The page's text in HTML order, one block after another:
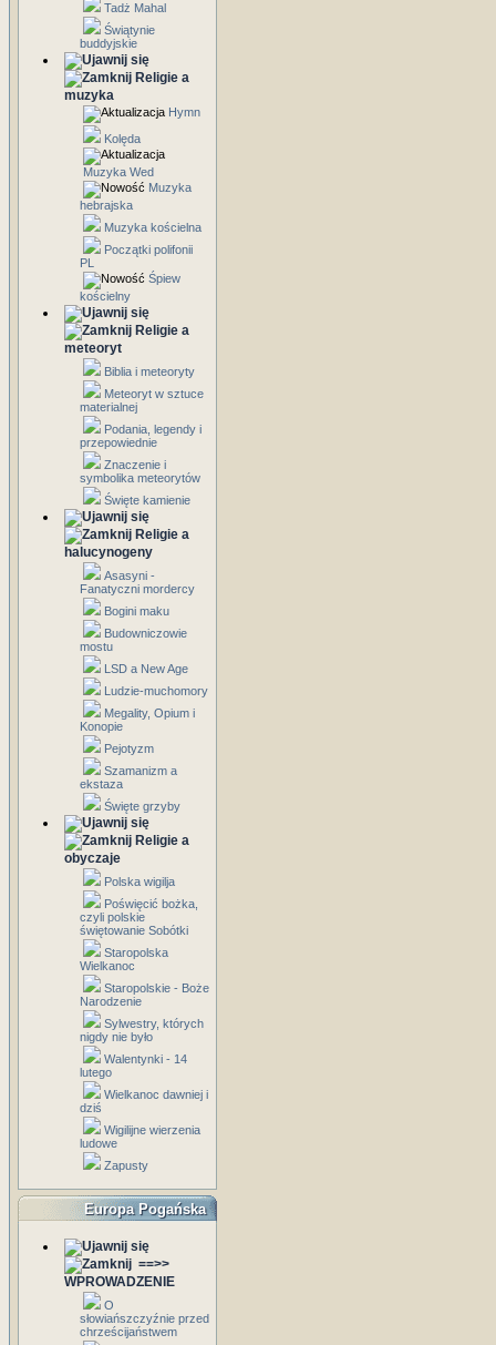
Tadż Mahal
Świątynie
buddyjskie
Religie a
muzyka
Hymn
Kolęda
Muzyka Wed
Muzyka
hebrajska
Muzyka kościelna
Początki polifonii
PL
Śpiew
kościelny
Religie a
meteoryt
Biblia i meteoryty
Meteoryt w sztuce
materialnej
Podania, legendy i
przepowiednie
Znaczenie i
symbolika meteorytów
Święte kamienie
Religie a
halucynogeny
Asasyni -
Fanatyczni mordercy
Bogini maku
Budowniczowie
mostu
LSD a New Age
Ludzie-muchomory
Megality, Opium i
Konopie
Pejotyzm
Szamanizm a
ekstaza
Święte grzyby
Religie a
obyczaje
Polska wigilja
Poświęcić bożka,
czyli polskie
świętowanie Sobótki
Staropolska
Wielkanoc
Staropolskie - Boże
Narodzenie
Sylwestry, których
nigdy nie było
Walentynki - 14
lutego
Wielkanoc dawniej i
dziś
Wigilijne wierzenia
ludowe
Zapusty
Europa Pogańska
==>>
WPROWADZENIE
O
słowiańszczyźnie przed
chrześcijaństwem